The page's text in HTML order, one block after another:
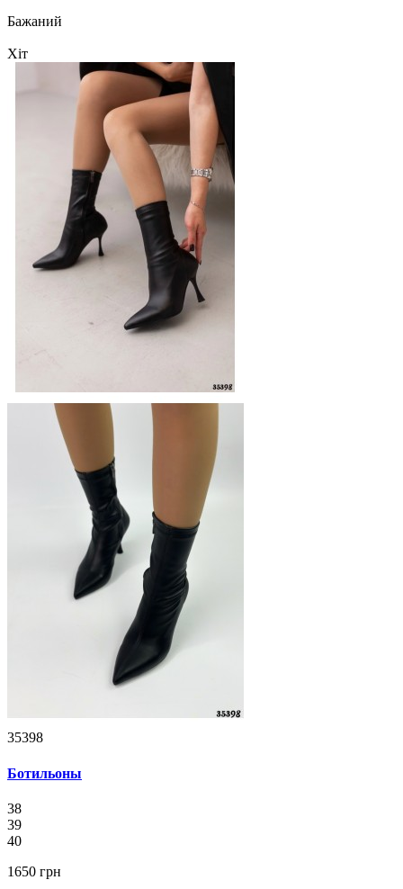
Бажаний
Хіт
35398
Ботильоны
38
39
40
1650 грн